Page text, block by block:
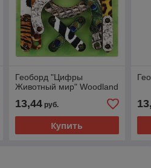
Геоборд "Цифры
Животный мир" Woodland
13,44руб.
Купить